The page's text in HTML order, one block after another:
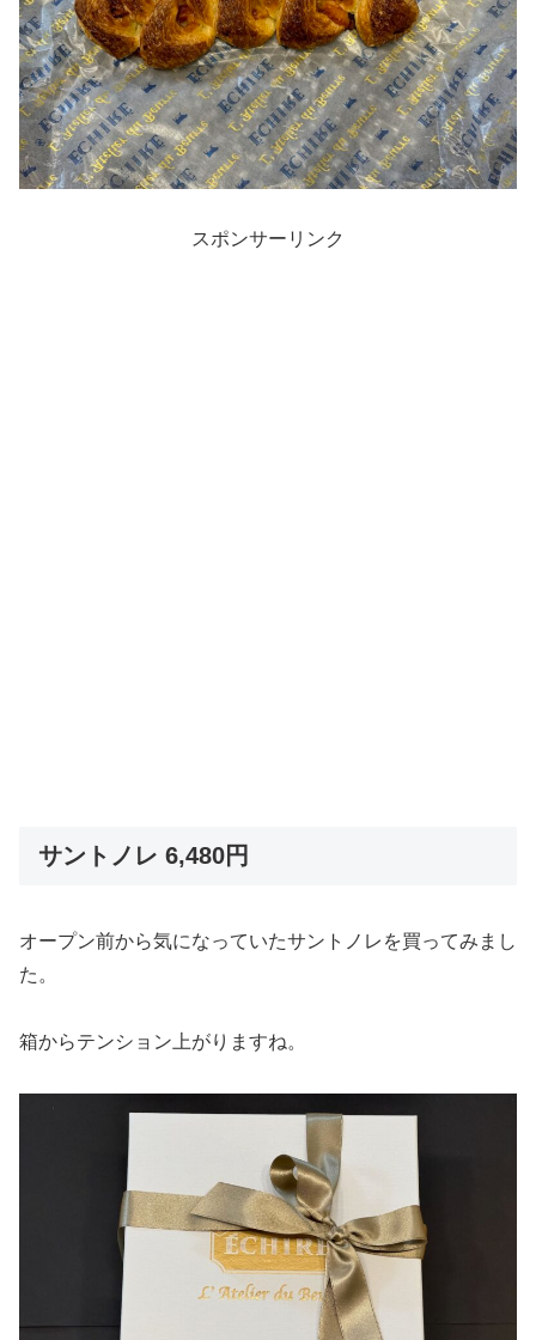
スポンサーリンク
サントノレ 6,480円
オープン前から気になっていたサントノレを買ってみまし
た。
箱からテンション上がりますね。